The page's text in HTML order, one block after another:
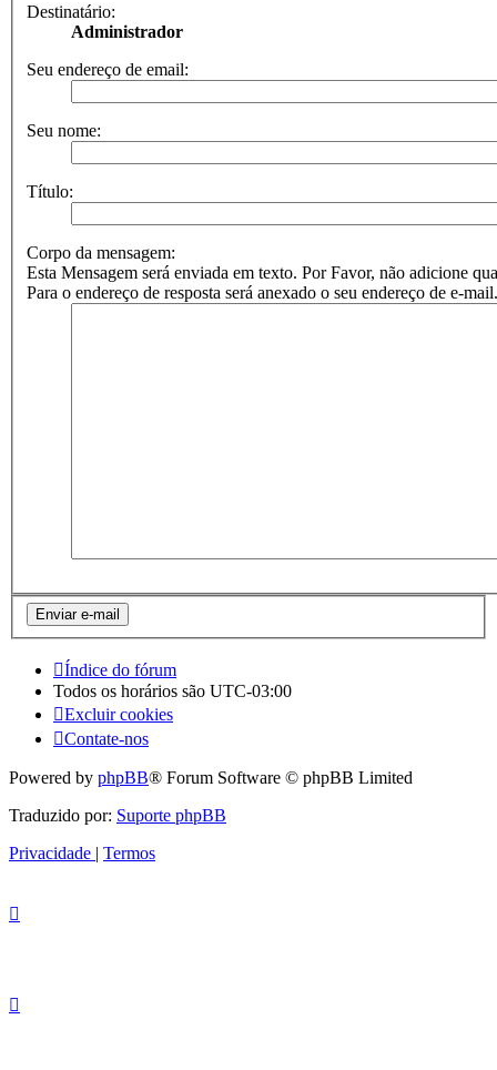
Destinatário:
Administrador
Seu endereço de email:
Seu nome:
Título:
Corpo da mensagem:
Esta Mensagem será enviada em texto. Por Favor, não adicione
Para o endereço de resposta será anexado o seu endereço de e-mail.
Índice do fórum
Todos os horários são UTC-03:00
Excluir cookies
Contate-nos
Powered by phpBB® Forum Software © phpBB Limited
Traduzido por: Suporte phpBB
Privacidade
Termos